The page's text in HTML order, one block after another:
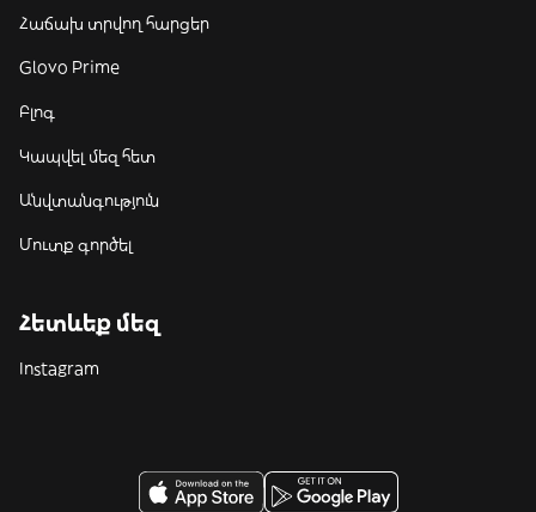
Հաճախ տրվող հարցեր
Glovo Prime
Բլոգ
Կապվել մեզ հետ
Անվտանգություն
Մուտք գործել
Հետևեք մեզ
Instagram